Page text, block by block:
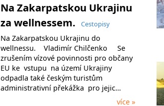
Na Zakarpatskou Ukrajinu
za wellnessem.
Cestopisy
Na Zakarpatskou Ukrajinu do
wellnessu. Vladimír Chilčenko Se
zrušením vízové povinnosti pro občany
EU ke vstupu na území Ukrajiny
odpadla také českým turistům
administrativní překážka pro jejic…
více »